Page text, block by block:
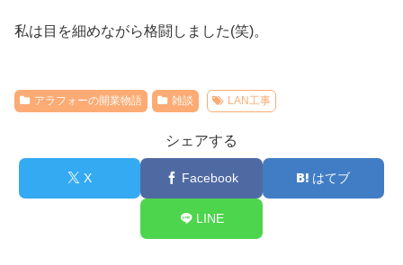
私は目を細めながら格闘しました(笑)。
アラフォーの開業物語 雑談 LAN工事
シェアする
X Facebook はてブ
LINE